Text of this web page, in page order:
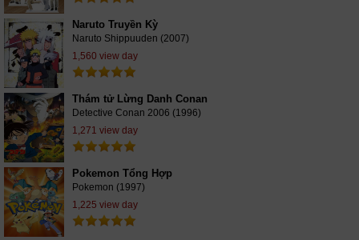
Naruto Truyền Kỳ
Naruto Shippuuden (2007)
1,560 view day
Thám tử Lừng Danh Conan
Detective Conan 2006 (1996)
1,271 view day
Pokemon Tổng Hợp
Pokemon (1997)
1,225 view day